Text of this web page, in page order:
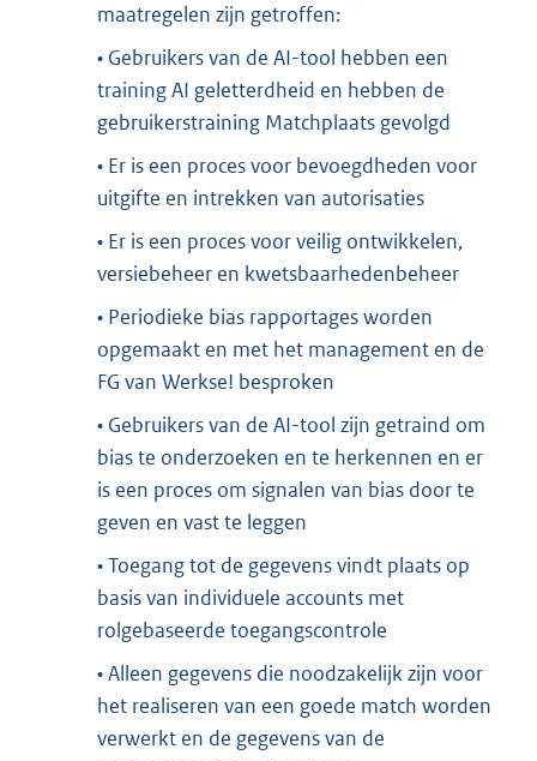
maatregelen zijn getroffen:
• Gebruikers van de AI-tool hebben een
training AI geletterdheid en hebben de
gebruikerstraining Matchplaats gevolgd
• Er is een proces voor bevoegdheden voor
uitgifte en intrekken van autorisaties
• Er is een proces voor veilig ontwikkelen,
versiebeheer en kwetsbaarhedenbeheer
• Periodieke bias rapportages worden
opgemaakt en met het management en de
FG van Werkse! besproken
• Gebruikers van de AI-tool zijn getraind om
bias te onderzoeken en te herkennen en er
is een proces om signalen van bias door te
geven en vast te leggen
• Toegang tot de gegevens vindt plaats op
basis van individuele accounts met
rolgebaseerde toegangscontrole
• Alleen gegevens die noodzakelijk zijn voor
het realiseren van een goede match worden
verwerkt en de gegevens van de